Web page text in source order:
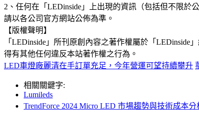
2、任何在「LEDinside」上出現的資訊（包括但不限於
請以各公司官方網站公佈為準。
【版權聲明】
「LEDinside」所刊原創內容之著作權屬於「
得有其他任何違反本站著作權之行為。
LED車燈廠麗清在手訂單充足，今年營運可望持續攀升
相關關鍵字:
Lumileds
TrendForce 2024 Micro LED 市場趨勢與技術成本分